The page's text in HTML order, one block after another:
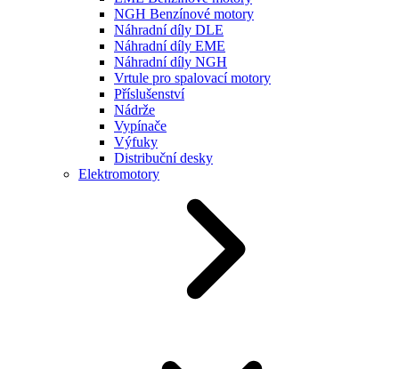
NGH Benzínové motory
Náhradní díly DLE
Náhradní díly EME
Náhradní díly NGH
Vrtule pro spalovací motory
Příslušenství
Nádrže
Vypínače
Výfuky
Distribuční desky
Elektromotory